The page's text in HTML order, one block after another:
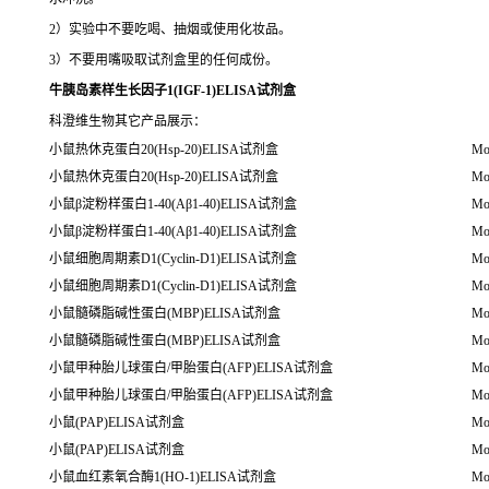
2）实验中不要吃喝、抽烟或使用化妆品。
3）不要用嘴吸取试剂盒里的任何成份。
牛胰岛素样生长因子1(IGF-1)ELISA试剂盒
科澄维生物其它产品展示：
小鼠热休克蛋白20(Hsp-20)ELISA试剂盒
小鼠热休克蛋白20(Hsp-20)ELISA试剂盒
小鼠β淀粉样蛋白1-40(Aβ1-40)ELISA试剂盒
小鼠β淀粉样蛋白1-40(Aβ1-40)ELISA试剂盒
小鼠细胞周期素D1(Cyclin-D1)ELISA试剂盒
小鼠细胞周期素D1(Cyclin-D1)ELISA试剂盒
小鼠髓磷脂碱性蛋白(MBP)ELISA试剂盒
小鼠髓磷脂碱性蛋白(MBP)ELISA试剂盒
小鼠甲种胎儿球蛋白/甲胎蛋白(AFP)ELISA试剂盒
小鼠甲种胎儿球蛋白/甲胎蛋白(AFP)ELISA试剂盒
小鼠(PAP)ELISA试剂盒
小鼠(PAP)ELISA试剂盒
小鼠血红素氧合酶1(HO-1)ELISA试剂盒